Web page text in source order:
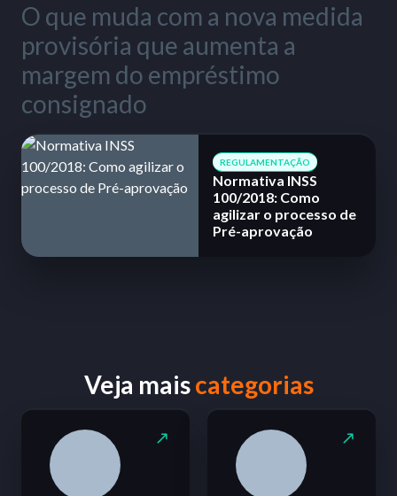
O que muda com a nova medida
provisória que aumenta a
margem do empréstimo
consignado
REGULAMENTAÇÃO
Normativa INSS
100/2018: Como
agilizar o processo de
Pré-aprovação
Veja maiscategorias